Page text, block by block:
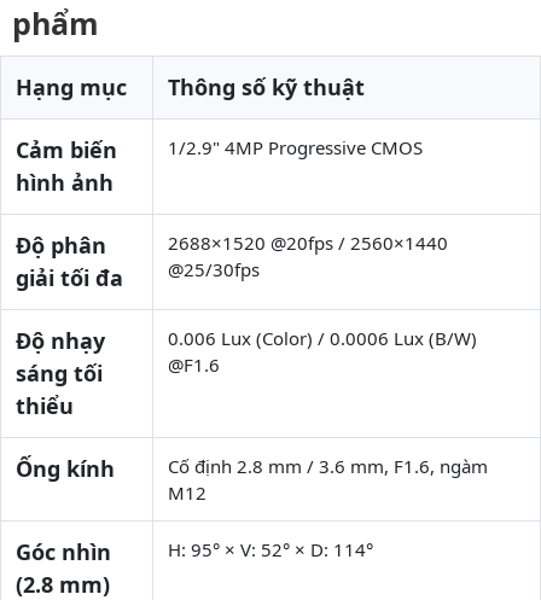
phẩm
Hạng mục Thông số kỹ thuật
Cảm biến
hình ảnh
1/2.9" 4MP Progressive CMOS
Độ phân
giải tối đa
2688×1520 @20fps / 2560×1440
@25/30fps
Độ nhạy
sáng tối
thiểu
0.006 Lux (Color) / 0.0006 Lux (B/W)
@F1.6
Ống kính
Cố định 2.8 mm / 3.6 mm, F1.6, ngàm
M12
Góc nhìn
(2.8 mm)
H: 95° × V: 52° × D: 114°